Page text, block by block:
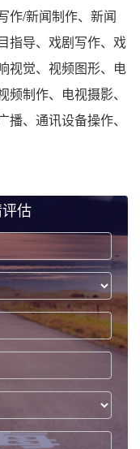
作/新闻制作、新闻
指导、戏剧写作、戏
视觉、视频图形、电
制作、电视摄影、
、通讯设备操作、
估